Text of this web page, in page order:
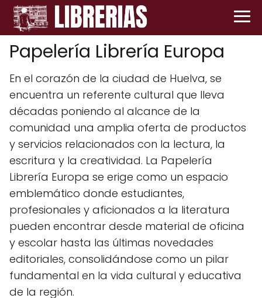
Papelería Librería Europa
En el corazón de la ciudad de Huelva, se
encuentra un referente cultural que lleva
décadas poniendo al alcance de la
comunidad una amplia oferta de productos
y servicios relacionados con la lectura, la
escritura y la creatividad. La Papelería
Librería Europa se erige como un espacio
emblemático donde estudiantes,
profesionales y aficionados a la literatura
pueden encontrar desde material de oficina
y escolar hasta las últimas novedades
editoriales, consolidándose como un pilar
fundamental en la vida cultural y educativa
de la región.